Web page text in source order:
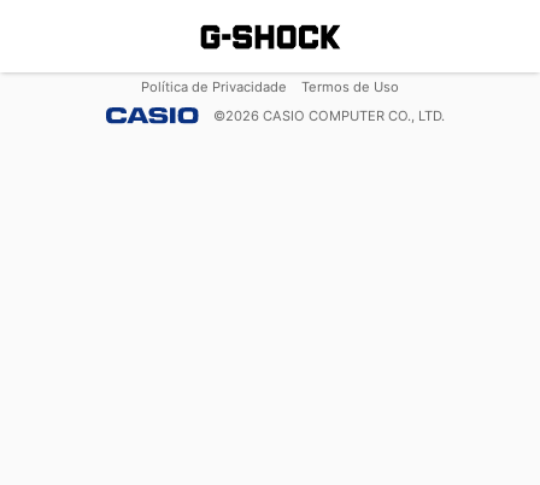
Política de Privacidade
Termos de Uso
©2026 CASIO COMPUTER CO., LTD.